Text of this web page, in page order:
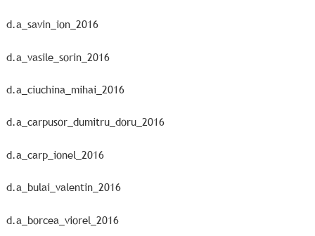
d.a_savin_ion_2016
d.a_vasile_sorin_2016
d.a_ciuchina_mihai_2016
d.a_carpusor_dumitru_doru_2016
d.a_carp_ionel_2016
d.a_bulai_valentin_2016
d.a_borcea_viorel_2016